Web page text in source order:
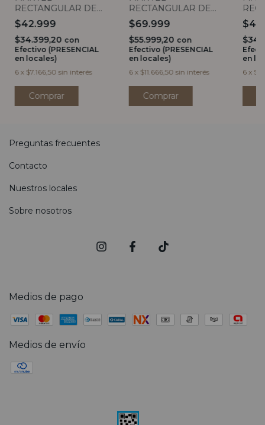
RECTANGULAR DE
ECOCUERO
LAVANDA (3
MEDIDAS)
$42.999
$34.399,20 con
Efectivo (PRESENCIAL
en locales)
6 x $7.166,50 sin interés
Comprar
RECTANGULAR DE
ECOCUERO
MANDALA
CHAMPAGNE (4
MEDIDAS)
$69.999
$55.999,20 con
Efectivo (PRESENCIAL
en locales)
6 x $11.666,50 sin interés
Comprar
en
6 x
Preguntas frecuentes
Contacto
Nuestros locales
Sobre nosotros
Medios de pago
Medios de envío